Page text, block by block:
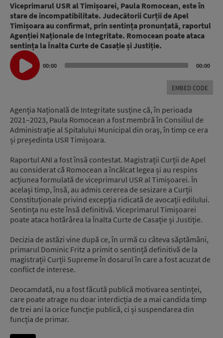
Viceprimarul USR al Timișoarei, Paula Romocean, este în
stare de incompatibilitate. Judecătorii Curții de Apel
Timișoara au confirmat, prin sentința pronunțată, raportul
Agenției Naționale de Integritate. Romocean poate ataca
sentința la Înalta Curte de Casație și Justiție.
Audio
Player
00:00 00:00
EMBED CODE
Agenția Națională de Integritate susține că, în perioada
2021–2023, Paula Romocean a fost membră în Consiliul de
Administrație al Spitalului Municipal din oraș, în timp ce era
și președinta USR Timișoara.
Raportul ANI a fost însă contestat. Magistrații Curții de Apel
au considerat că Romocean a încălcat legea și au respins
acțiunea formulată de viceprimarul USR al Timișoarei. În
același timp, însă, au admis cererea de sesizare a Curții
Constituționale privind excepția ridicată de avocații edilului.
Sentința nu este însă definitivă. Viceprimarul Timișoarei
poate ataca hotărârea la Înalta Curte de Casație și Justiție.
Decizia de astăzi vine după ce, în urmă cu câteva săptămâni,
primarul Dominic Fritz a primit o sentință definitivă de la
magistrații Curții Supreme în dosarul în care a fost acuzat de
conflict de interese.
Deocamdată, nu a fost făcută publică motivarea sentinței,
care poate atrage nu doar interdicția de a mai candida timp
de trei ani la orice funcție publică, ci și suspendarea din
funcția de primar.